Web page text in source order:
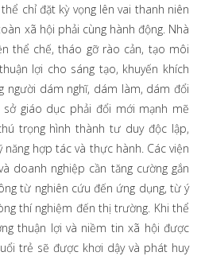
chỉ đặt kỳ vọng lên vai thanh niên
xã hội phải cùng hành động. Nhà
thể chế, tháo gỡ rào cản, tạo môi
lợi cho sáng tạo, khuyến khích
người dám nghĩ, dám làm, dám đổi
sở giáo dục phải đổi mới mạnh mẽ
trọng hình thành tư duy độc lập,
năng hợp tác và thực hành. Các viện
doanh nghiệp cần tăng cường gắn
từ nghiên cứu đến ứng dụng, từ ý
thí nghiệm đến thị trường. Khi thể
thuận lợi và niềm tin xã hội được
trẻ sẽ được khơi dậy và phát huy